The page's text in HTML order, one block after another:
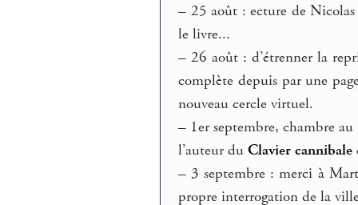
– 25 août : ecture de
le livre...
– 26 août : d’étrenner la
complète depuis par une
nouveau cercle virtuel.
– 1er septembre, chambre
l’auteur duClavier cannibale
– 3 septembre : merci à
propre interrogation de la